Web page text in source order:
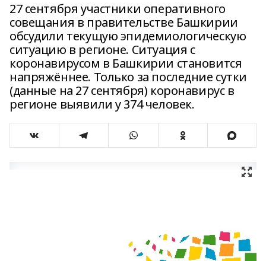
27 сентября участники оперативного
совещания в правительстве Башкирии
обсудили текущую эпидемиологическую
ситуацию в регионе. Ситуация с
коронавирусом в Башкирии становится
напряжённее. Только за последние сутки
(данные на 27 сентября) коронавирус в
регионе выявили у 374 человек.